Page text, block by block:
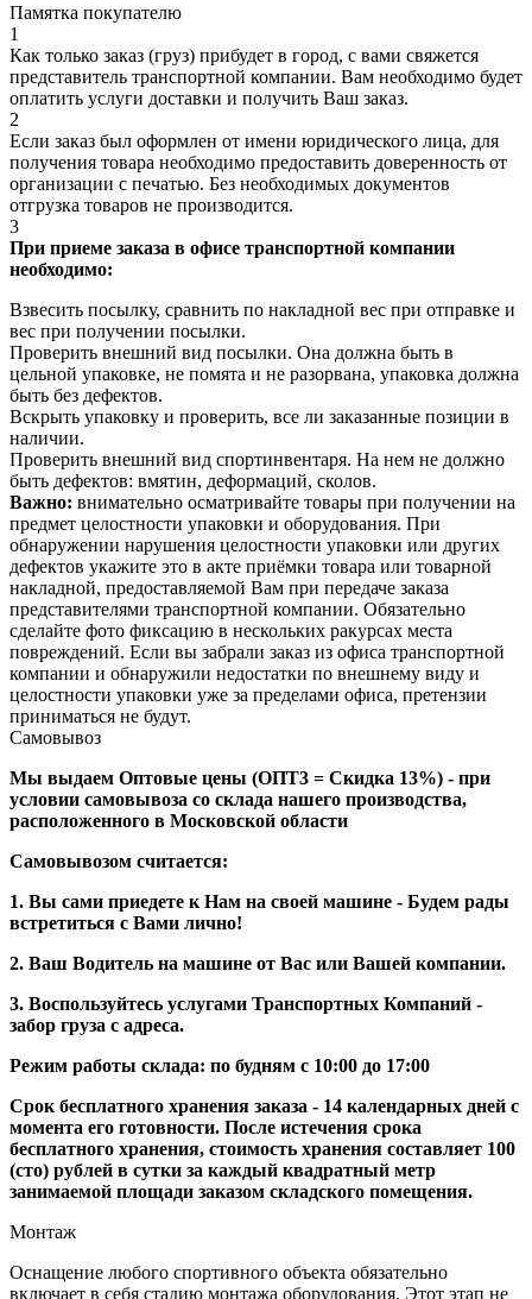
Памятка покупателю
1
Как только заказ (груз) прибудет в город, с вами свяжется
представитель транспортной компании. Вам необходимо будет
оплатить услуги доставки и получить Ваш заказ.
2
Если заказ был оформлен от имени юридического лица, для
получения товара необходимо предоставить доверенность от
организации с печатью. Без необходимых документов
отгрузка товаров не производится.
3
При приеме заказа в офисе транспортной компании
необходимо:
Взвесить посылку, сравнить по накладной вес при отправке и
вес при получении посылки.
Проверить внешний вид посылки. Она должна быть в
цельной упаковке, не помята и не разорвана, упаковка должна
быть без дефектов.
Вскрыть упаковку и проверить, все ли заказанные позиции в
наличии.
Проверить внешний вид спортинвентаря. На нем не должно
быть дефектов: вмятин, деформаций, сколов.
Важно: внимательно осматривайте товары при получении на
предмет целостности упаковки и оборудования. При
обнаружении нарушения целостности упаковки или других
дефектов укажите это в акте приёмки товара или товарной
накладной, предоставляемой Вам при передаче заказа
представителями транспортной компании. Обязательно
сделайте фото фиксацию в нескольких ракурсах места
повреждений. Если вы забрали заказ из офиса транспортной
компании и обнаружили недостатки по внешнему виду и
целостности упаковки уже за пределами офиса, претензии
приниматься не будут.
Самовывоз
Мы выдаем Оптовые цены (ОПТ3 = Скидка 13%) - при
условии самовывоза со склада нашего производства,
расположенного в Московской области
Самовывозом считается:
1. Вы сами приедете к Нам на своей машине - Будем рады
встретиться с Вами лично!
2. Ваш Водитель на машине от Вас или Вашей компании.
3. Воспользуйтесь услугами Транспортных Компаний -
забор груза с адреса.
Режим работы склада: по будням с 10:00 до 17:00
Срок бесплатного хранения заказа - 14 календарных дней с
момента его готовности. После истечения срока
бесплатного хранения, стоимость хранения составляет 100
(сто) рублей в сутки за каждый квадратный метр
занимаемой площади заказом складского помещения.
Монтаж
Оснащение любого спортивного объекта обязательно
включает в себя стадию монтажа оборудования. Этот этап не